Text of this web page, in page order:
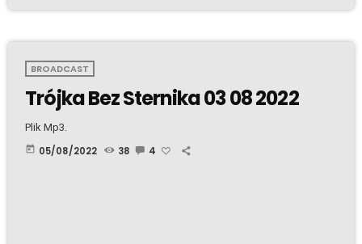
BROADCAST
Trójka Bez Sternika 03 08 2022
Plik Mp3.
today 05/08/2022 38 4